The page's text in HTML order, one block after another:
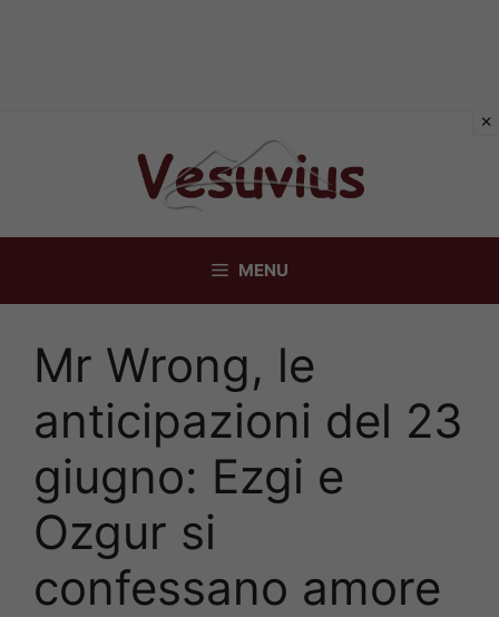
MENU
Mr Wrong, le
anticipazioni del 23
giugno: Ezgi e
Ozgur si
confessano amore